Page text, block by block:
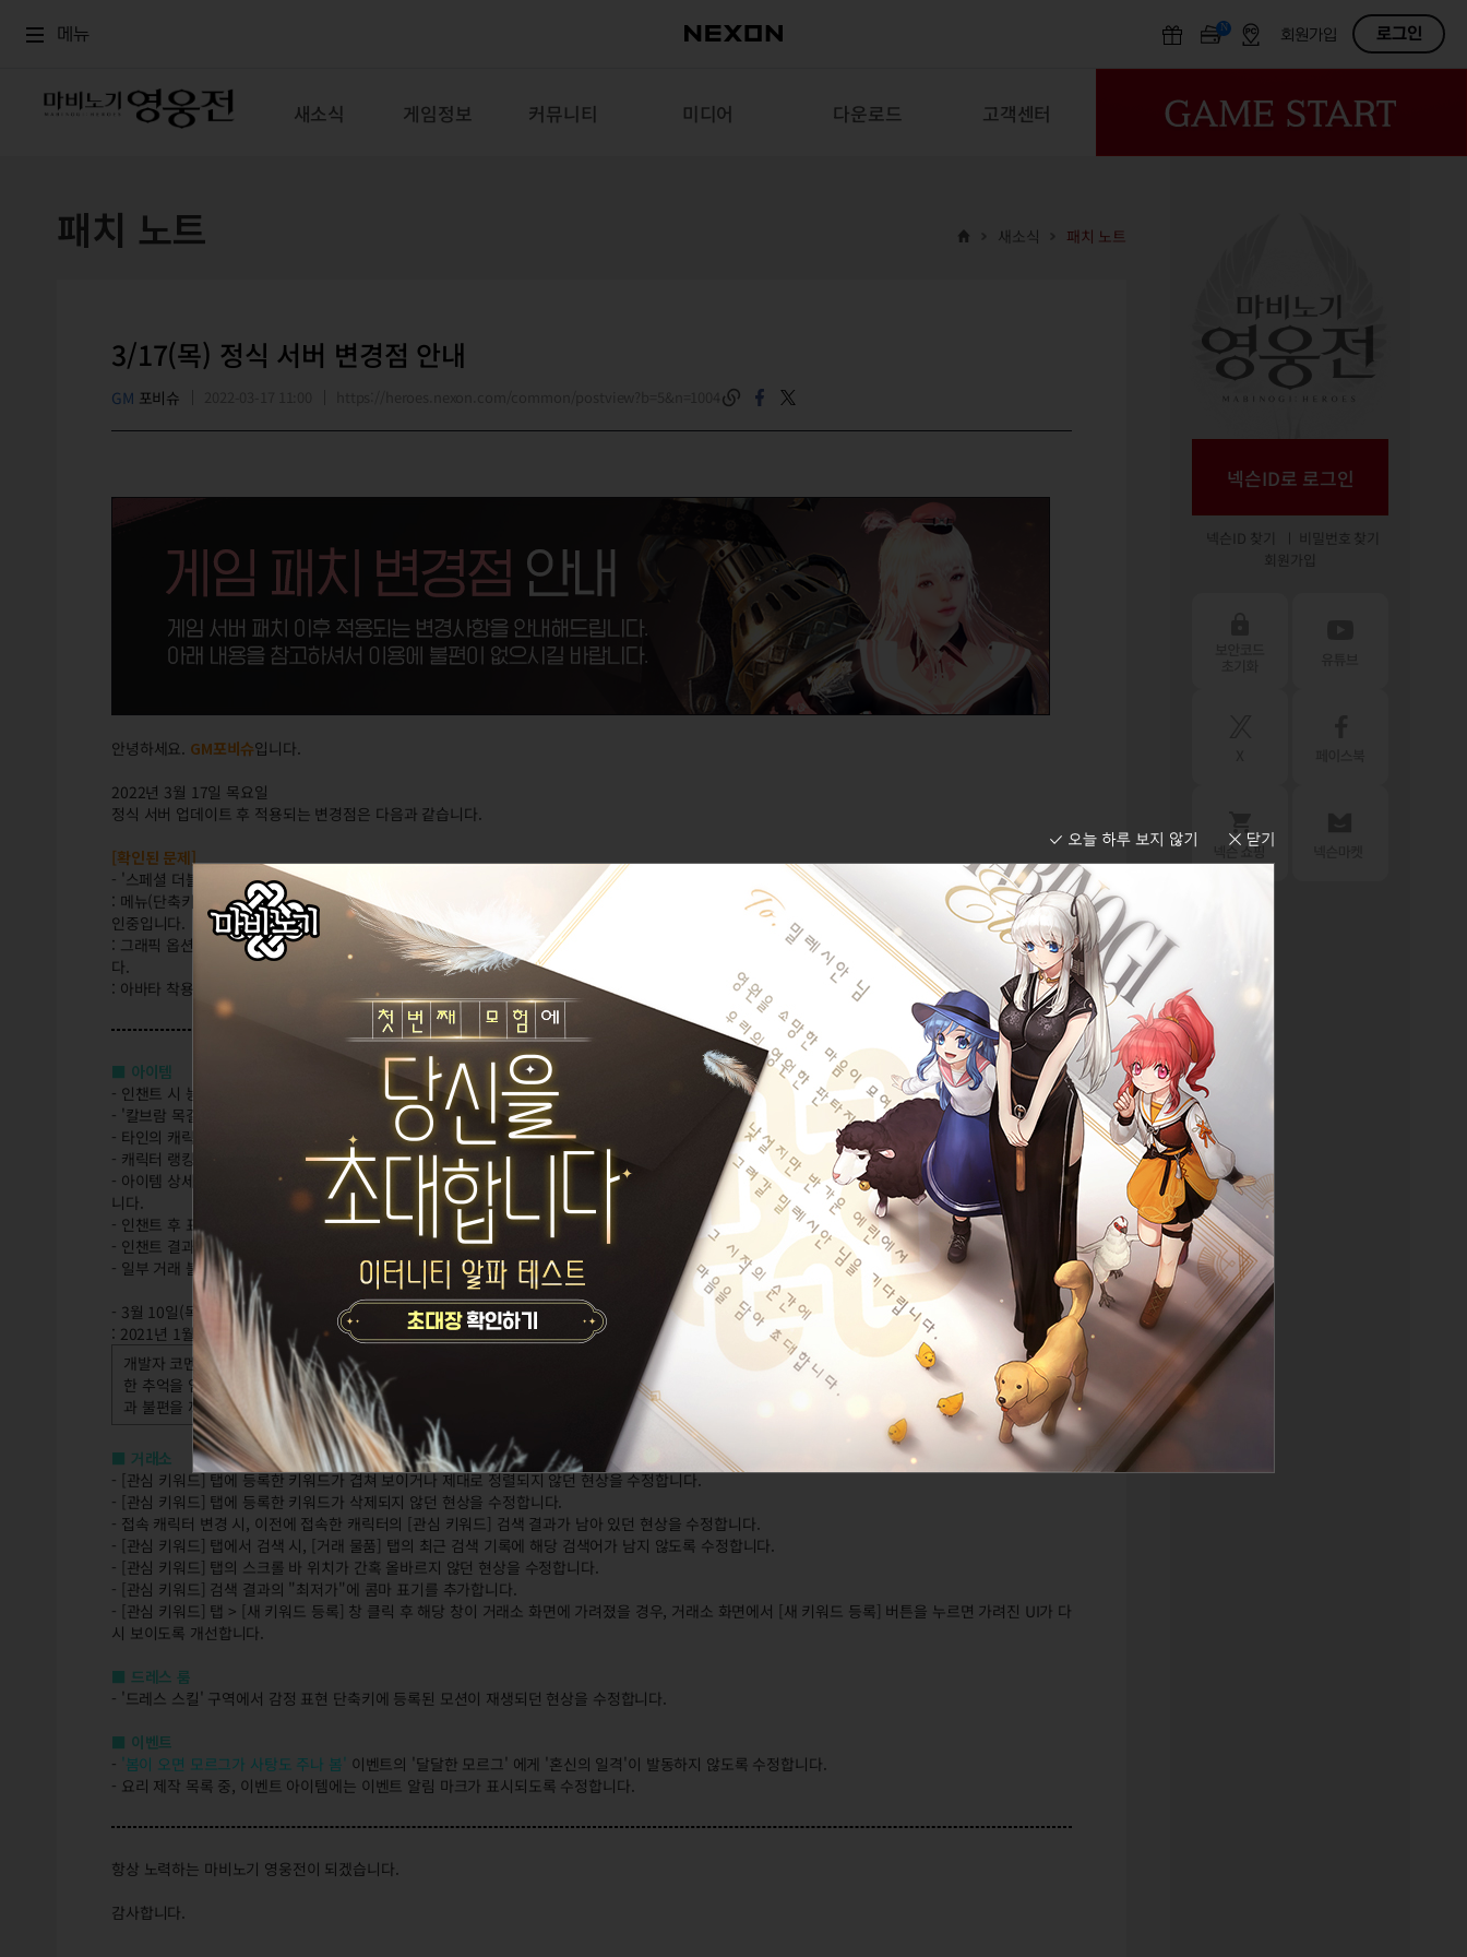
메뉴 N OFF회원가입 로그인
새소식 게임정보 커뮤니티 미디어 다운로드 고객센터
패치 노트 새소식 패치 노트
3/17(목) 정식 서버 변경점 안내
GM 포비슈
안녕하세요. GM포비슈입니다.
2022년 3월 17일 목요일
정식 서버 업데이트 후 적용되는 변경점은 다음과 같습니다.
[확인된 문제]
- '스페셜 더블 볼륨업+ / 스페셜 시에테 아바타' 착용 시 메쉬 부분이 특정 상황에서 깨져 보이는 문제
: 메뉴(단축키 'T') > 옵션 > [비디오] 탭의 그래픽 옵션이 '보통' 이하일 경우, 메쉬 부분이 시점에 따라 깨져 보이는 문제가 확인되어, 해결을 위해 현재 확
인중입니다.
: 그래픽 옵션을 '높음' 혹은 [수동 설정...] 의 '텍스처 필터링 모드' 옵션을 '쌍선형' 이 아닌 다른 항목을 선택할 경우 깨져 보이지 않는 점 참고 부탁 드립니
다.
: 아바타 착용 시 참고 부탁 드리며, 최대한 빠른 수정을 위해 노력하겠습니다. 불편을 끼쳐 드려 죄송합니다.
■ 아이템
- 인챈트 시 능력치가 즉시 반영되지 않던 현상을 수정합니다.
- '칼브람 목걸이' 등 일부 아이템의 툴팁에 인챈트와 정령 합성 정보가 표시되지 않던 현상을 수정합니다.
- 타인의 캐릭터 [정보 보기] 시, 착용 아이템명이 인챈트 슬롯에 설정된 정보대로 보이지 않던 현상을 수정합니다.
- 캐릭터 랭킹 창에서 타인의 캐릭터 정보 보기 시, 목걸이가 [일반 아이템] 탭에 보이도록 수정합니다.
- 아이템 상세 팝업 ([Alt]+우클릭 혹은 우클릭) 의 [인챈트] 메뉴에서 "장비 인챈트 예상" 창에 현재 인챈트 이름이 올바르지 않게 표시되던 현상을 수정합
니다.
- 인챈트 후 표시되는 결과 시스템 메시지 내용이 일부 잘려 보이던 현상을 수정합니다.
- 인챈트 결과 시스템 메시지에서 보이는 아이템의 툴팁이 현재 착용탭에 설정된 슬롯의 정보로 표시되도록 수정합니다.
- 일부 거래 불가 아이템 툴팁에 '영혼을 되살린 아이템' 혹은 '복원 재련' 관련 문구가 보이지 않던 현상을 수정합니다.
- 3월 10일(목) 점검 후 목걸이가 '일반' 아이템으로 변경되며 삭제된 기간 만료 아이템을 복구합니다.
: 2021년 1월 1일(금) 부터의 게임 접속이 있는 ID의 캐릭터 우편함으로, 삭제되었던 기간 만료 아이템이 발송되었습니다.
개발자 코멘트: 만료된 아이템이 소지품함으로 이동하며 발생할 수 있는 불편을 조금이나마 줄이고자 삭제를 진행하였으나, 플레이어 여러분들의 소중
한 추억을 임의로 삭제하는 것이 옳지 못하다고 판단하였습니다. 이에 삭제되었던 기간 만료 목걸이의 복구 작업이 진행되었고, 예고 없는 삭제로 혼란
과 불편을 끼쳐 드려 진심으로 죄송합니다.
■ 거래소
- [관심 키워드] 탭에 등록한 키워드가 겹쳐 보이거나 제대로 정렬되지 않던 현상을 수정합니다.
- [관심 키워드] 탭에 등록한 키워드가 삭제되지 않던 현상을 수정합니다.
- 접속 캐릭터 변경 시, 이전에 접속한 캐릭터의 [관심 키워드] 검색 결과가 남아 있던 현상을 수정합니다.
- [관심 키워드] 탭에서 검색 시, [거래 물품] 탭의 최근 검색 기록에 해당 검색어가 남지 않도록 수정합니다.
- [관심 키워드] 탭의 스크롤 바 위치가 간혹 올바르지 않던 현상을 수정합니다.
- [관심 키워드] 검색 결과의 "최저가"에 콤마 표기를 추가합니다.
- [관심 키워드] 탭 > [새 키워드 등록] 창 클릭 후 해당 창이 거래소 화면에 가려졌을 경우, 거래소 화면에서 [새 키워드 등록] 버튼을 누르면 가려진 UI가 다
시 보이도록 개선합니다.
■ 드레스 룸
- '드레스 스킬' 구역에서 감정 표현 단축키에 등록된 모션이 재생되던 현상을 수정합니다.
■ 이벤트
- '봄이 오면 모르그가 사탕도 주나 봄' 이벤트의 '달달한 모르그' 에게 '혼신의 일격'이 발동하지 않도록 수정합니다.
- 요리 제작 목록 중, 이벤트 아이템에는 이벤트 알림 마크가 표시되도록 수정합니다.
항상 노력하는 마비노기 영웅전이 되겠습니다.
감사합니다.
넥슨ID로 로그인
넥슨ID 찾기
비밀번호 찾기
회원가입